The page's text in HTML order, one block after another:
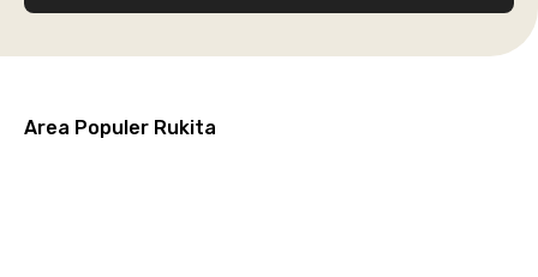
Area Populer Rukita